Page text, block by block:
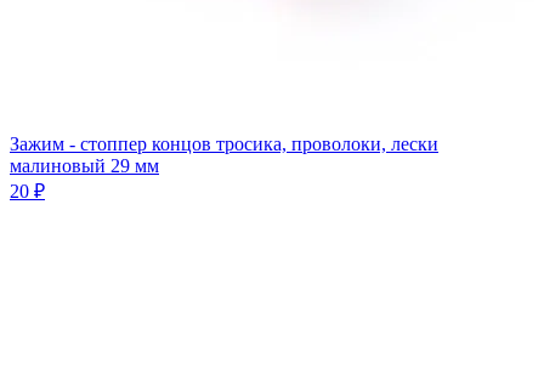
Зажим - стоппер концов тросика, проволоки, лески
малиновый 29 мм
20 ₽